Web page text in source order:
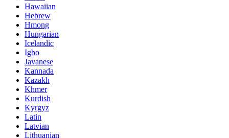
Hawaiian
Hebrew
Hmong
Hungarian
Icelandic
Igbo
Javanese
Kannada
Kazakh
Khmer
Kurdish
Kyrgyz
Latin
Latvian
Lithuanian